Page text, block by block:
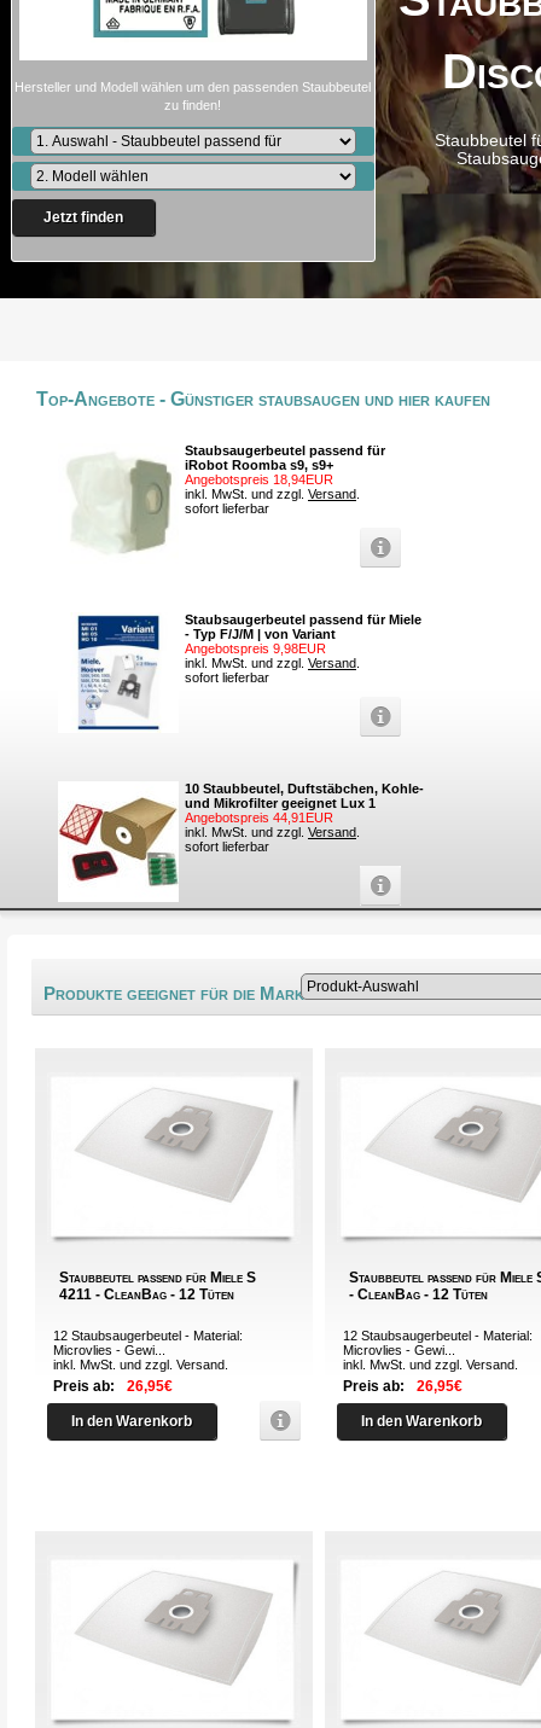
Staubbeutel
Hersteller und Modell wählen um den passenden Staubbeutel
zu finden!
Jetzt finden
Top-Angebote - Günstiger staubsaugen und hier kaufen
Staubsaugerbeutel passend für
iRobot Roomba s9, s9+
Angebotspreis 18,94EUR
inkl. MwSt. und zzgl. Versand
sofort lieferbar
Staubsaugerbeutel passend für Miele
- Typ F/J/M | von Variant
Angebotspreis 9,98EUR
inkl. MwSt. und zzgl. Versand
sofort lieferbar
10 Staubbeutel, Duftstäbchen, Kohle-
und Mikrofilter geeignet Lux 1
Angebotspreis 44,91EUR
inkl. MwSt. und zzgl. Versand
sofort lieferbar
Produkte geeignet für die Marke Miele®
Staubbeutel passend für Miele S
4211 - CleanBag - 12 Tüten
12 Staubsaugerbeutel - Material:
Microvlies - Gewi...
inkl. MwSt. und zzgl.Versand
Preis ab: 26,95€
In den Warenkorb
Staubbeutel passend für Miele
- CleanBag - 12 Tüten
12 Staubsaugerbeutel - Material:
Microvlies - Gewi...
inkl. MwSt. und zzgl.Versand
Preis ab: 26,95€
In den Warenkorb